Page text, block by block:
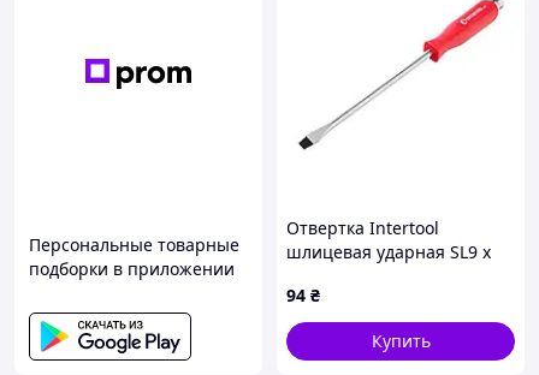
Персональные товарные
подборки в приложении
Отвертка Intertool
шлицевая ударная SL9 х
94 ₴
Купить